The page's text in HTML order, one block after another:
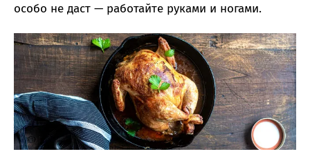
особо не даст — работайте руками и ногами.